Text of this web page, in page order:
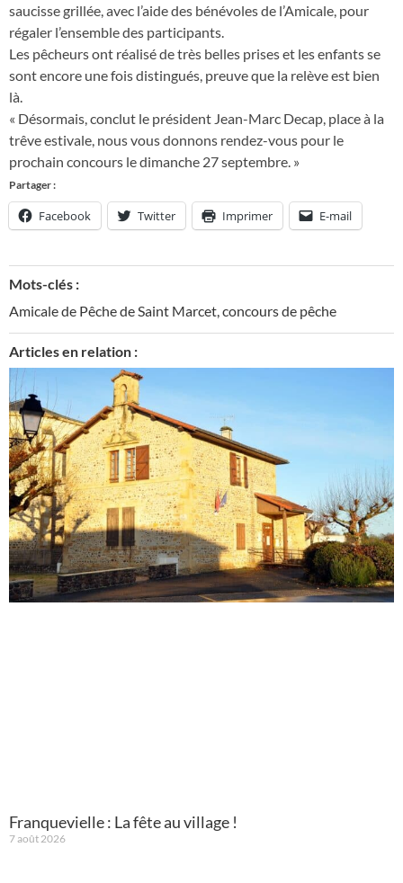
saucisse grillée, avec l’aide des bénévoles de l’Amicale, pour
régaler l’ensemble des participants.
Les pêcheurs ont réalisé de très belles prises et les enfants se
sont encore une fois distingués, preuve que la relève est bien
là.
« Désormais, conclut le président Jean-Marc Decap, place à la
trêve estivale, nous vous donnons rendez-vous pour le
prochain concours le dimanche 27 septembre. »
Partager :
Facebook Twitter Imprimer E-mail
Mots-clés :
Amicale de Pêche de Saint Marcet,concours de pêche
Articles en relation :
Franquevielle : La fête au village !
7 août 2026